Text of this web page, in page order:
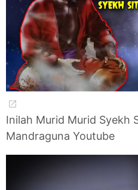
Inilah Murid Murid Syekh
Mandraguna Youtube